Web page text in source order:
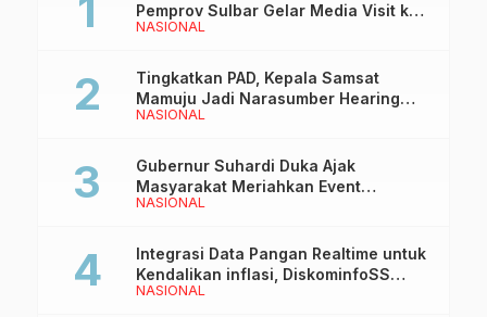
NASIONAL
Pemprov Sulbar Gelar Media Visit ke
Kantor Redaksi di Mamuju
NASIONAL
Tingkatkan PAD, Kepala Samsat
Mamuju Jadi Narasumber Hearing
Bersama Wakil Ketua I DPRD Sulbar
NASIONAL
Gubernur Suhardi Duka Ajak
Masyarakat Meriahkan Event
Manakarra Fair 2026
NASIONAL
Integrasi Data Pangan Realtime untuk
Kendalikan inflasi, DiskominfoSS
Sulbar Kembangkan Sistem SAPEDA